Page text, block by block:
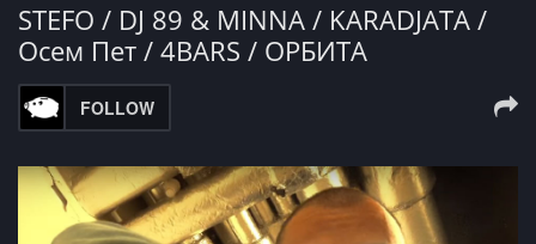
STEFO / DJ 89 & MINNA / KARADJATA /
Осем Пет / 4BARS / ОРБИТА
FOLLOW